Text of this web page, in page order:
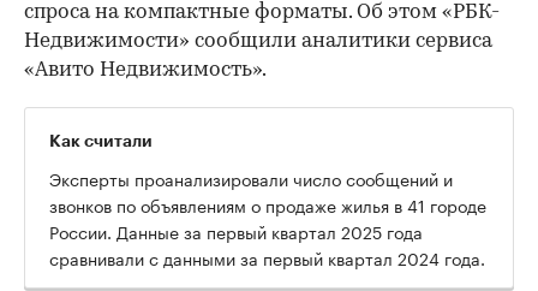
спроса на компактные форматы. Об этом «РБК-
Недвижимости» сообщили аналитики сервиса
«Авито Недвижимость».
Как считали
Эксперты проанализировали число сообщений и
звонков по объявлениям о продаже жилья в 41 городе
России. Данные за первый квартал 2025 года
сравнивали с данными за первый квартал 2024 года.